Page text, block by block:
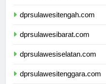
dprsulawesitengah.com
dprsulawesibarat.com
dprsulawesiselatan.com
dprsulawesitenggara.com